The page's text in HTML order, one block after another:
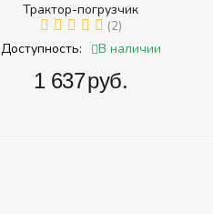
Трактор-погрузчик
(2)
Доступность: В наличии
‍1 637‍руб.